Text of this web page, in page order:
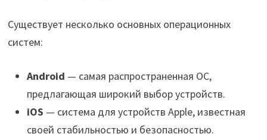
Существует несколько основных операционных
систем:
Android — самая распространенная ОС,
предлагающая широкий выбор устройств.
iOS — система для устройств Apple, известная
своей стабильностью и безопасностью.